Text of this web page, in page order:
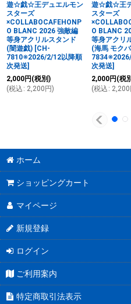
遊☆戯☆王デュエルモン
スターズ
×COLLABOCAFEHONP
O BLANC 2026 強敵編
等身アクリルスタンド
(闇遊戯) [CH-
7810※2026/2/12以降順
次発送]
2,000円 (税別)
(税込 : 2,200 円)
遊☆戯☆王
スターズ
O BLANC
等身アクリ
(海馬 モク
次発送]
2,000円 (税
(税込 : 2,200
ホーム
ショッピングカート
マイページ
新規登録
ログイン
ご利用案内
特定商取引法表示